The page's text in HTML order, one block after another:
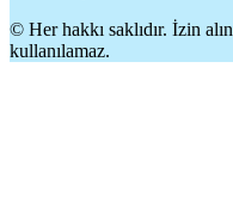
© Her hakkı saklıdır. İzin
kullanılamaz.